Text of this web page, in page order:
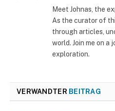
Meet Johnas, the
As the curator of
through articles,
world. Join me on a
exploration.
VERWANDTER BEITRAG